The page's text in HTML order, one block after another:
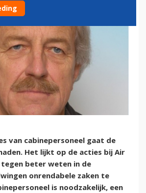
van cabinepersoneel gaat de
Het lijkt op de acties bij Air
tegen beter weten in de
onrendabele zaken te
is noodzakelijk, een